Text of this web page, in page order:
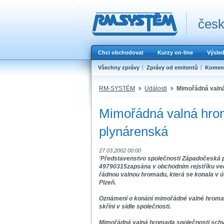
Chci obchodovat Kurzy on-line
Všechny zprávy Zprávy od emitentů
RM-SYSTÉM Události Mimořádná
Mimořádná valná
plynárenská
27.03.2002 00:00
'Představenstvo společnosti Západočeská
49790315zapsána v obchodním rejstříku
řádnou valnou hromadu, která se konala v
Plzeň.
Oznámení o konání mimořádné valné
skříni v sídle společnosti.
Mimořádná valná hromada společnosti